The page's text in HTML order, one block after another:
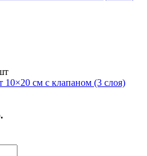
см с клапаном (3 слоя)